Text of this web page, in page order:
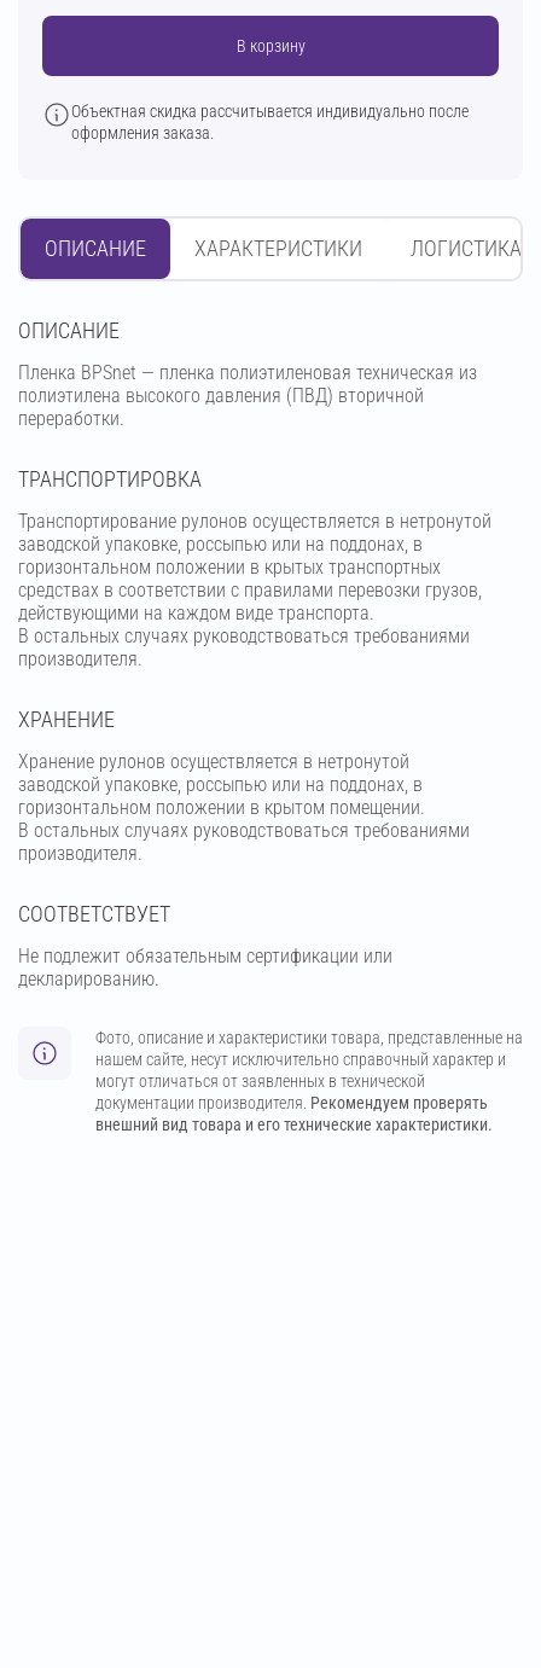
В корзину
Объектная скидка рассчитывается индивидуально после
оформления заказа.
ОПИСАНИЕ ХАРАКТЕРИСТИКИ ЛОГИСТИКА
OПИСАНИЕ
Пленка BPSnet — пленка полиэтиленовая техническая из
полиэтилена высокого давления (ПВД) вторичной
переработки.
ТРАНСПОРТИРОВКА
Транспортирование рулонов осуществляется в нетронутой
заводской упаковке, россыпью или на поддонах, в
горизонтальном положении в крытых транспортных
средствах в соответствии с правилами перевозки грузов,
действующими на каждом виде транспорта.
В остальных случаях руководствоваться требованиями
производителя.
ХРАНЕНИЕ
Хранение рулонов осуществляется в нетронутой
заводской упаковке, россыпью или на поддонах, в
горизонтальном положении в крытом помещении.
В остальных случаях руководствоваться требованиями
производителя.
СООТВЕТСТВУЕТ
Не подлежит обязательным сертификации или
декларированию.
Фото, описание и характеристики товара, представленные на
нашем сайте, несут исключительно справочный характер и
могут отличаться от заявленных в технической
документации производителя. Рекомендуем проверять
внешний вид товара и его технические характеристики.